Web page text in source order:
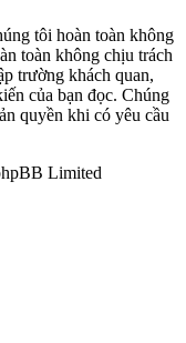
tôi hoàn toàn không
toàn không chịu trách
trường khách quan,
của bạn đọc. Chúng
quyền khi có yêu cầu
Limited